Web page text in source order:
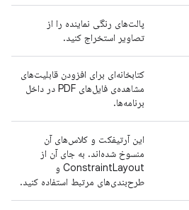
پالت‌های رنگی نماینده را از
تصاویر استخراج کنید.
کتابخانه‌ای برای افزودن قابلیت‌های
مشاهده‌ی فایل‌های PDF در داخل
برنامه‌ها.
این آرتیفکت و کلاس‌های آن
منسوخ شده‌اند. به جای آن از
ConstraintLayout و
طرح‌بندی‌های مرتبط استفاده کنید.